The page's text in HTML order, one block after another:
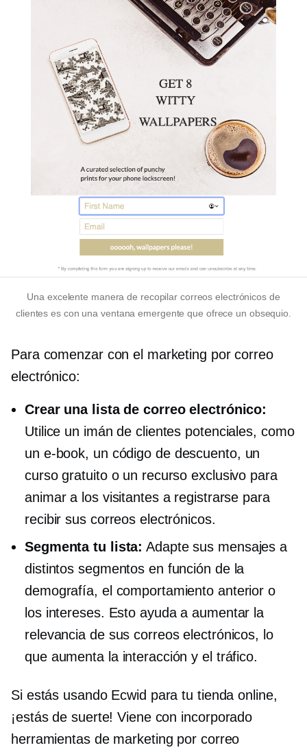
Una excelente manera de recopilar correos electrónicos de
clientes es con una ventana emergente que ofrece un obsequio.
Para comenzar con el marketing por correo
electrónico:
Crear una lista de correo electrónico:
Utilice un imán de clientes potenciales, como
un e-book, un código de descuento, un
curso gratuito o un recurso exclusivo para
animar a los visitantes a registrarse para
recibir sus correos electrónicos.
Segmenta tu lista: Adapte sus mensajes a
distintos segmentos en función de la
demografía, el comportamiento anterior o
los intereses. Esto ayuda a aumentar la
relevancia de sus correos electrónicos, lo
que aumenta la interacción y el tráfico.
Si estás usando Ecwid para tu tienda online,
¡estás de suerte! Viene con incorporado
herramientas de marketing por correo